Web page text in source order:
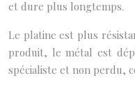
et dure plus longtemps.
Le platine est plus
produit, le métal est
spécialiste et non perdu,